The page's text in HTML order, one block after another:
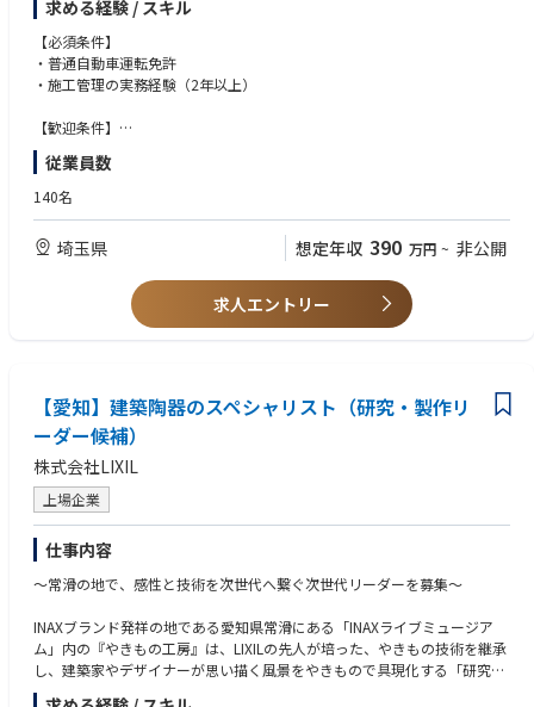
プレカットメーカーの当社で大型案件の木造の施工管理をお任せしており
ます。
工程管理～安全管理に加え、現場全体の進捗管理、現場スタッフのマネジ
メントまで幅広く担当していただきます。
■仕事詳細
宅案件だけでなく、競技場・病院・学校・公共施設などの非住宅案件や特
殊物件を中心に、木造建築プロジェクトの施工管理を行います。
具体的には、施工計画の立案から工程管理、品質管理、安全管理、原価管
理まで一貫して担当し、設計事務所やゼネコン、協力会社など多くの関係
者と連携しながらプロジェクトを推進します。全国規模の案件に携わるた
■こんな方におすすめ
■同社の強み
・プレカット業界トップクラスの知名度と実績を保有
・木材加工・木造建築分野における高い技術力 ※同社特有の特殊加工が
可能
・LIXILなど大手企業との安定した取引基盤
・学校・病院・競技場など大型木造案件の豊富な実績
・公共事業や大型プロジェクトへの実績あり
求める経験 / スキル
【必須条件】
・普通自動車運転免許
・施工管理の実務経験（2年以上）
【歓迎条件】
・ゼネコンでの施工管理経験
・木造建築の施工管理経験
・建築施工管理技士（1級、2級）
従業員数
140名
埼玉県 想定年収 390 万円 ~ 非公開
求人エントリー
【愛知】建築陶器のスペシャリスト（研究・製作リ
ーダー候補）
株式会社LIXIL
上場企業
仕事内容
〜常滑の地で、感性と技術を次世代へ繋ぐ次世代リーダーを募集〜
INAXブランド発祥の地である愛知県常滑にある「INAXライブミュージア
ム」内の『やきもの工房』は、LIXILの先人が培った、やきもの技術を継承
し、建築家やデザイナーが思い描く風景をやきもので具現化する「研究・
製作部隊」です。